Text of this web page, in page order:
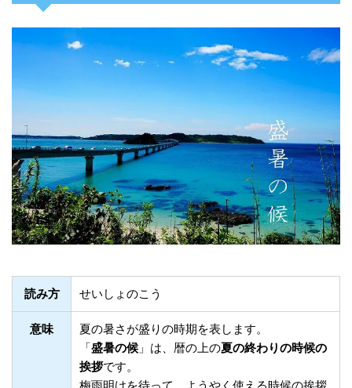
読み方 せいしょのこう
意味
夏の暑さが盛りの時期を表します。
「盛暑の候 」は、暦の上の夏の終わりの時候の
挨拶です。